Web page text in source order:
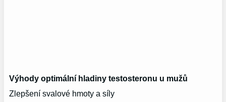
Výhody optimální hladiny testosteronu u mužů
Zlepšení svalové hmoty a síly